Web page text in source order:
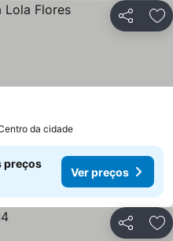
Partilhar
da cidade
preços
Ver preços
Partilhar